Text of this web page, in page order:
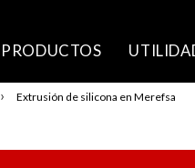
PRODUCTOS
› Extrusión de silicona en Merefsa